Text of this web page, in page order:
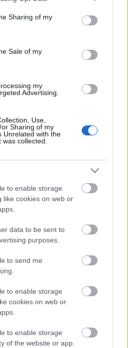
behaviour. You may click to
and its third-party tags to
purposes in below Google
Sharing of my
Sale of my
my
Advertising.
Use,
Sharing of my
Unrelated with the
was collected.
to enable storage
like cookies on web or
data to be sent to
purposes.
to send me
to enable storage
cookies on web or
to enable storage
of the website or app.
Play Rock of Ages - 4.Rész
Rises
lépned!
VAGY